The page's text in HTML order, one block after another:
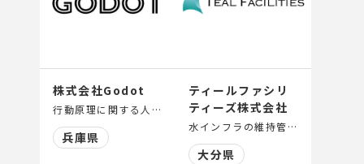
株式会社Godot
行動原理に関する人工知能開発、行動原理に関するアプリ・システム開発、行政サービスの啓発・利用促進支援
兵庫県
ティールファシリ
ティーズ株式会社
水インフラの維持管理及び運営
大分県